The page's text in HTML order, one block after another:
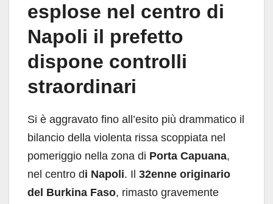
esplose nel centro di
Napoli il prefetto
dispone controlli
straordinari
Si è aggravato fino all’esito più drammatico il
bilancio della violenta rissa scoppiata nel
pomeriggio nella zona di Porta Capuana,
nel centro di Napoli. Il 32enne originario
del Burkina Faso, rimasto gravemente